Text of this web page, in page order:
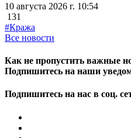
10 августа 2026 г. 10:54
131
#Кража
Все новости
Как не пропустить важные
Подпишитесь на наши
Подпишитесь на нас в соц.